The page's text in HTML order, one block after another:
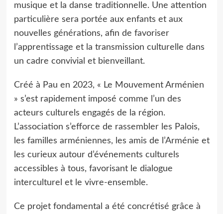
musique et la danse traditionnelle. Une attention
particulière sera portée aux enfants et aux
nouvelles générations, afin de favoriser
l’apprentissage et la transmission culturelle dans
un cadre convivial et bienveillant.
Créé à Pau en 2023, « Le Mouvement Arménien
» s’est rapidement imposé comme l’un des
acteurs culturels engagés de la région.
L’association s’efforce de rassembler les Palois,
les familles arméniennes, les amis de l’Arménie et
les curieux autour d’événements culturels
accessibles à tous, favorisant le dialogue
interculturel et le vivre-ensemble.
Ce projet fondamental a été concrétisé grâce à